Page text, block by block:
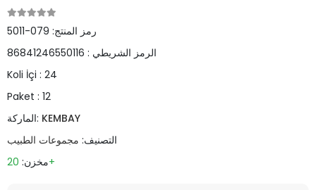
رمز المنتج: 079-5011
الرمز الشريطي : 86841246550116
Koli İçi : 24
Paket : 12
الماركة: KEMBAY
التصنيف: مجموعات الطبيب
مخزن:20+